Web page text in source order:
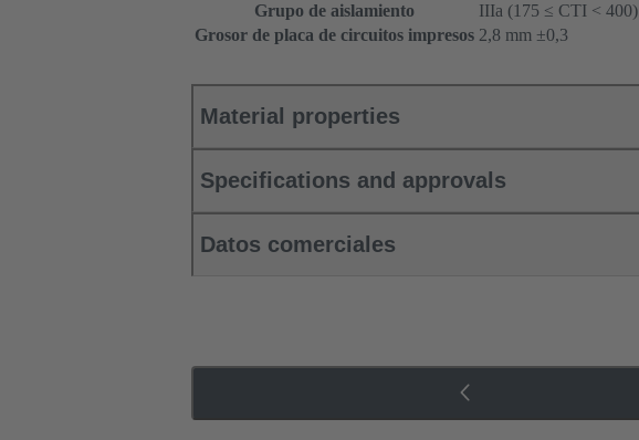
Grupo de aislamiento
IIIa (175 ≤ CTI < 400)
Grosor de placa de circuitos impresos ‌2,8 mm ±0,3 ‌
Material properties
Specifications and approvals
Datos comerciales